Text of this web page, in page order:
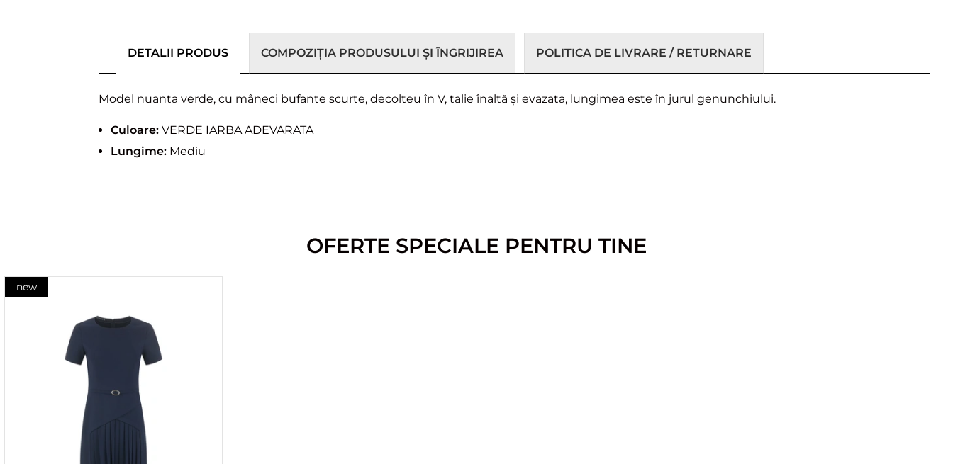
DETALII PRODUS COMPOZIȚIA PRODUSULUI ȘI ÎNGRIJIREA POLITICA DE LIVRARE / RETURNARE
Model nuanta verde, cu mâneci bufante scurte, decolteu în V, talie înaltă și evazata, lungimea este în jurul genunchiului.
Culoare: VERDE IARBA ADEVARATA
Lungime: Mediu
OFERTE SPECIALE PENTRU TINE
new